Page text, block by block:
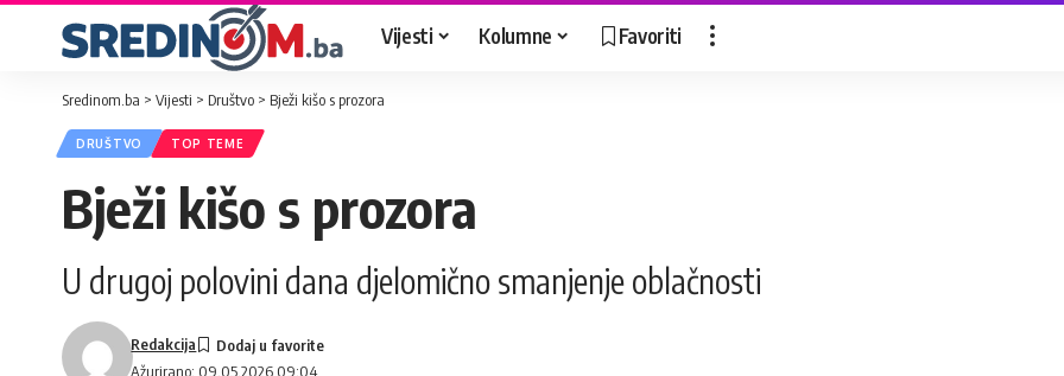
Vijesti Kolumne Favoriti
Sredinom.ba > Vijesti > Društvo > Bježi kišo s prozora
DRUŠTVO TOP TEME
Bježi kišo s prozora
U drugoj polovini dana djelomično smanjenje oblačnosti
Ažurirano: 09.05.2026 09:04
Redakcija